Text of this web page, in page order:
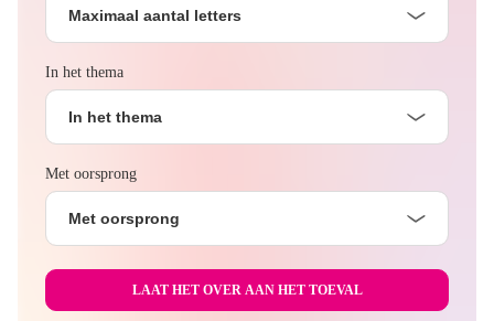
Maximaal aantal letters
In het thema
In het thema
Met oorsprong
Met oorsprong